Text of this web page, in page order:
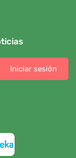
Iniciar sesión